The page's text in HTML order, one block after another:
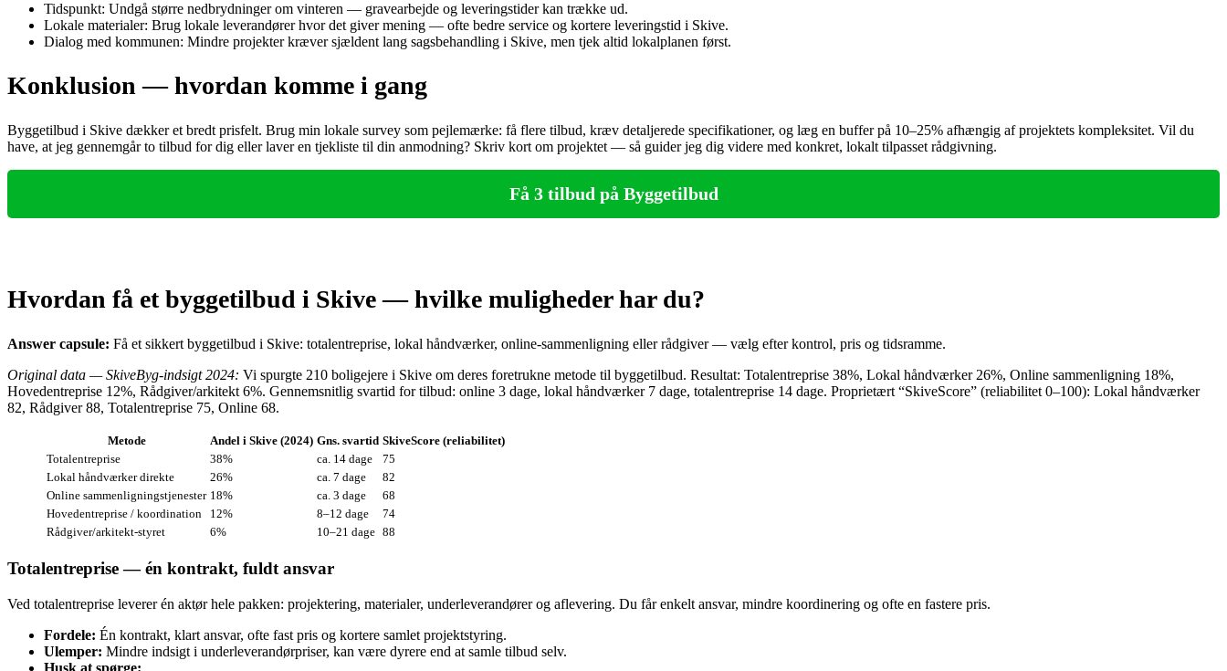
Tidspunkt: Undgå større nedbrydninger om vinteren — gravearbejde og leveringstider kan trække ud.
Lokale materialer: Brug lokale leverandører hvor det giver mening — ofte bedre service og kortere leveringstid i Skive.
Dialog med kommunen: Mindre projekter kræver sjældent lang sagsbehandling i Skive, men tjek altid lokalplanen først.
Konklusion — hvordan komme i gang
Byggetilbud i Skive dækker et bredt prisfelt. Brug min lokale survey som pejlemærke: få flere tilbud, kræv detaljerede specifikationer, og læg en buffer på 10–25% afhængig af projektets kompleksitet. Vil du
have, at jeg gennemgår to tilbud for dig eller laver en tjekliste til din anmodning? Skriv kort om projektet — så guider jeg dig videre med konkret, lokalt tilpasset rådgivning.
Få 3 tilbud på Byggetilbud
Hvordan få et byggetilbud i Skive — hvilke muligheder har du?
Answer capsule: Få et sikkert byggetilbud i Skive: totalentreprise, lokal håndværker, online‑sammenligning eller rådgiver — vælg efter kontrol, pris og tidsramme.
Original data — SkiveByg‑indsigt 2024: Vi spurgte 210 boligejere i Skive om deres foretrukne metode til byggetilbud. Resultat: Totalentreprise 38%, Lokal håndværker 26%, Online sammenligning 18%,
Hovedentreprise 12%, Rådgiver/arkitekt 6%. Gennemsnitlig svartid for tilbud: online 3 dage, lokal håndværker 7 dage, totalentreprise 14 dage. Proprietært “SkiveScore” (reliabilitet 0–100): Lokal håndværker
82, Rådgiver 88, Totalentreprise 75, Online 68.
Metode Andel i Skive (2024) Gns. svartid SkiveScore (reliabilitet)
Totalentreprise
38% ca. 14 dage
75
Lokal håndværker direkte
26% ca. 7 dage
82
Online sammenligningstjenester 18% ca. 3 dage
68
Hovedentreprise / koordination
12% 8–12 dage
74
Rådgiver/arkitekt‑styret
6% 10–21 dage 88
Totalentreprise — én kontrakt, fuldt ansvar
Ved totalentreprise leverer én aktør hele pakken: projektering, materialer, underleverandører og aflevering. Du får enkelt ansvar, mindre koordinering og ofte en fastere pris.
Fordele: Én kontrakt, klart ansvar, ofte fast pris og kortere samlet projektstyring.
Ulemper: Mindre indsigt i underleverandørpriser, kan være dyrere end at samle tilbud selv.